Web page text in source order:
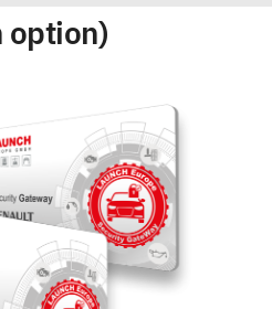
option)